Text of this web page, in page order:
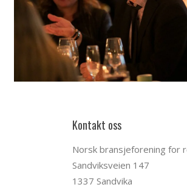
Kontakt oss
Norsk bransjeforening for
Sandviksveien 147
1337 Sandvika